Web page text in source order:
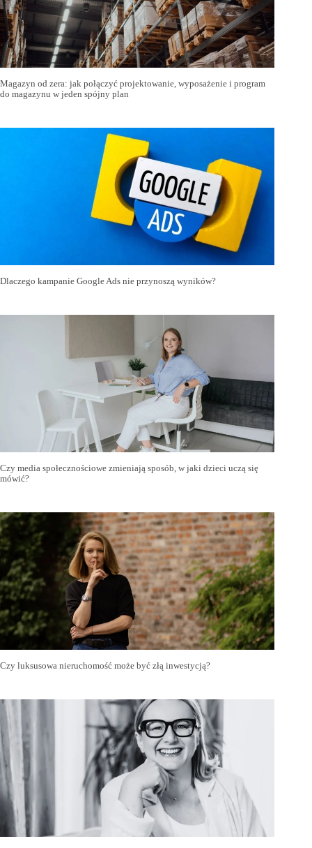
Magazyn od zera: jak połączyć projektowanie, wyposażenie i program
do magazynu w jeden spójny plan
Dlaczego kampanie Google Ads nie przynoszą wyników?
Czy media społecznościowe zmieniają sposób, w jaki dzieci uczą się
mówić?
Czy luksusowa nieruchomość może być złą inwestycją?